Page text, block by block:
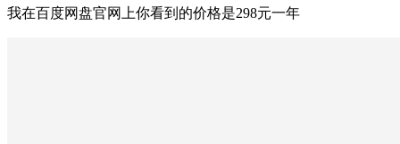
我在百度网盘官网上你看到的价格是298元一年